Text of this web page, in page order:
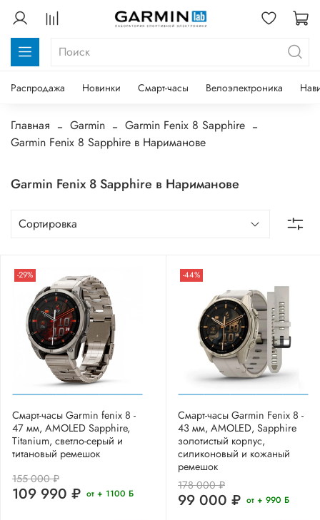
Распродажа Новинки Смарт-часы Велоэлектроника
Главная Garmin
Garmin Fenix 8 Sapphire
Garmin Fenix 8 Sapphire в Нариманове
Garmin Fenix 8 Sapphire в Нариманове
-29%
Смарт-часы Garmin fenix 8 -
47 мм, AMOLED Sapphire,
Titanium, светло-серый и
титановый ремешок
155 000 ₽
109 990 ₽ от + 1100 Б
-44%
Смарт-часы Garmin Fenix 8 -
43 мм, AMOLED, Sapphire
золотистый корпус,
силиконовый и кожаный
ремешок
178 000 ₽
99 000 ₽ от + 990 Б